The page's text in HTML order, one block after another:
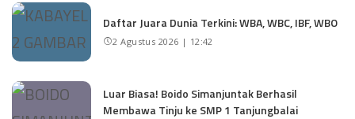
Daftar Juara Dunia Terkini: WBA, WBC, IBF, WBO
2 Agustus 2026 | 12:42
Luar Biasa! Boido Simanjuntak Berhasil
Membawa Tinju ke SMP 1 Tanjungbalai